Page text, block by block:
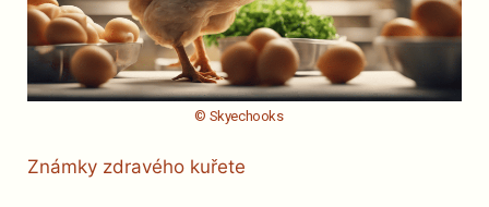
© Skyechooks
Známky zdravého kuřete